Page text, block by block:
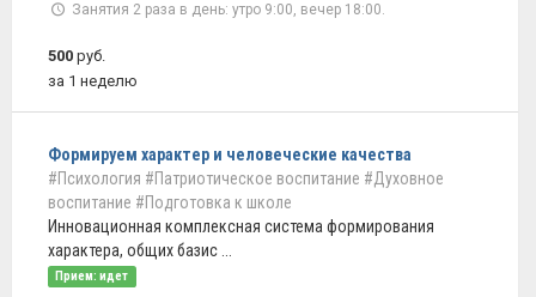
Занятия 2 раза в день: утро 9:00, вечер 18:00.
500 руб.
за 1 неделю
Формируем характер и человеческие качества
#Психология #Патриотическое воспитание #Духовное
воспитание #Подготовка к школе
Инновационная комплексная система формирования
характера, общих базис ...
Прием: идет